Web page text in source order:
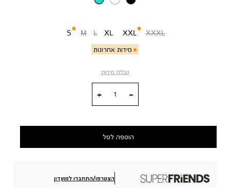
S
מידות אחרונות
M L XL XXL XXXL
טבלת מידות
הוספה לסל
הצטרפו/התחברו למועדון